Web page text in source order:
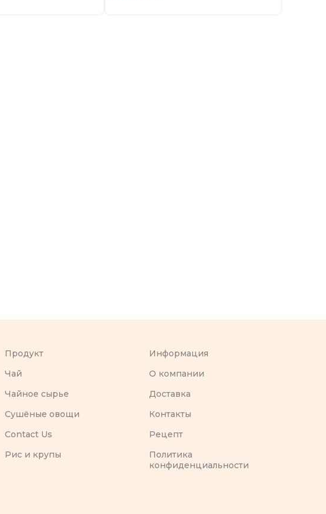
Продукт
Чай
Чайное сырье
Сушёные овощи
Contact Us
Рис и крупы
Информация
O компании
Доставка
Контакты
Рецепт
Политика
конфиденциальности